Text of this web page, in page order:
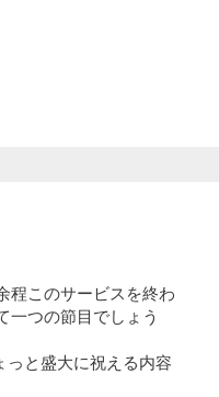
程このサービスを終わ
一つの節目でしょう
と盛大に祝える内容